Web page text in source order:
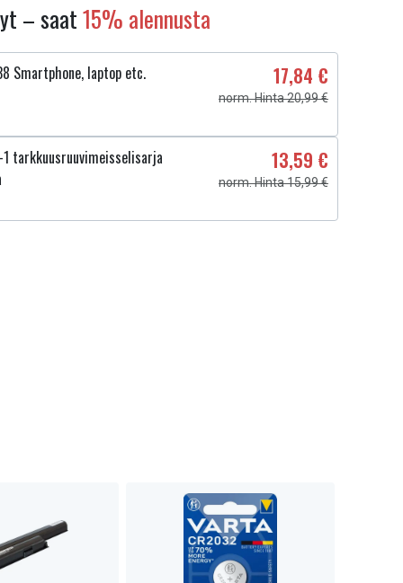
– saat15% alennusta
Smartphone, laptop etc.
17,84 €
norm. Hinta 20,99 €
1 tarkkuusruuvimeisselisarja
13,59 €
norm. Hinta 15,99 €